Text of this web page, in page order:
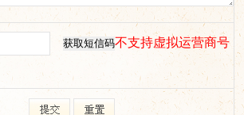
不支持虚拟运营商号